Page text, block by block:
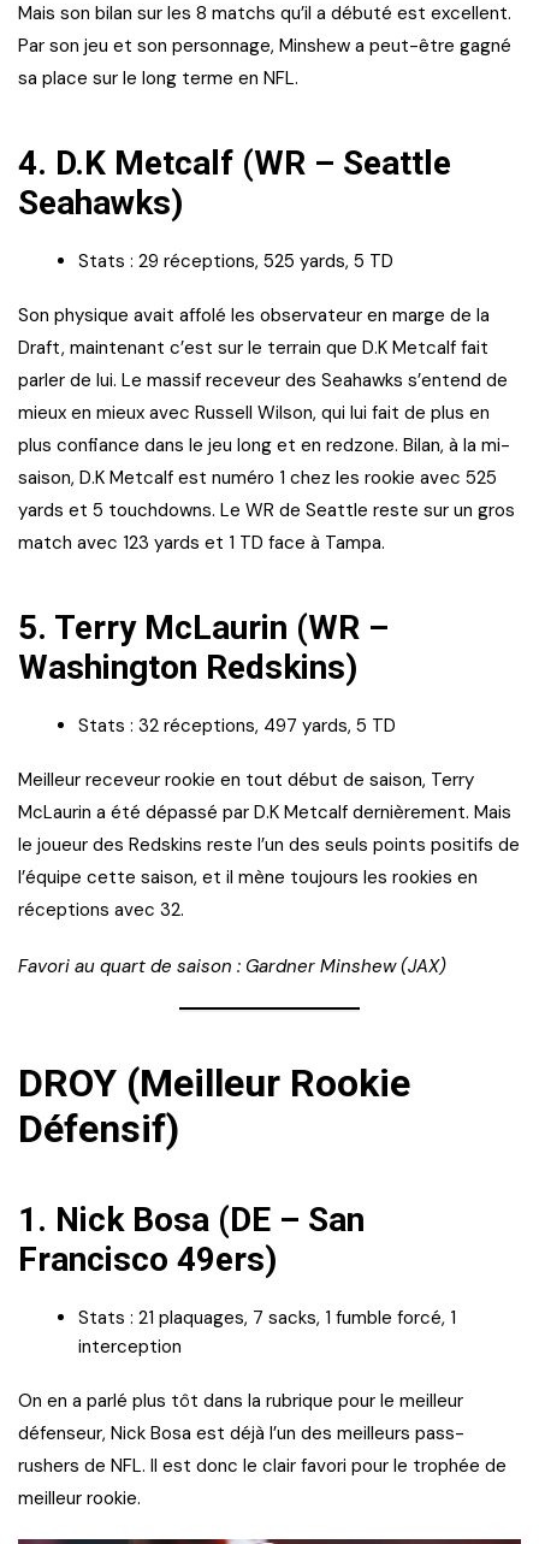
Mais son bilan sur les 8 matchs qu’il a débuté est excellent.
Par son jeu et son personnage, Minshew a peut-être gagné
sa place sur le long terme en NFL.
4. D.K Metcalf (WR – Seattle
Seahawks)
Stats : 29 réceptions, 525 yards, 5 TD
Son physique avait affolé les observateur en marge de la
Draft, maintenant c’est sur le terrain que D.K Metcalf fait
parler de lui. Le massif receveur des Seahawks s’entend de
mieux en mieux avec Russell Wilson, qui lui fait de plus en
plus confiance dans le jeu long et en redzone. Bilan, à la mi-
saison, D.K Metcalf est numéro 1 chez les rookie avec 525
yards et 5 touchdowns. Le WR de Seattle reste sur un gros
match avec 123 yards et 1 TD face à Tampa.
5. Terry McLaurin (WR –
Washington Redskins)
Stats : 32 réceptions, 497 yards, 5 TD
Meilleur receveur rookie en tout début de saison, Terry
McLaurin a été dépassé par D.K Metcalf dernièrement. Mais
le joueur des Redskins reste l’un des seuls points positifs de
l’équipe cette saison, et il mène toujours les rookies en
réceptions avec 32.
Favori au quart de saison : Gardner Minshew (JAX)
DROY (Meilleur Rookie
Défensif)
1. Nick Bosa (DE – San
Francisco 49ers)
Stats : 21 plaquages, 7 sacks, 1 fumble forcé, 1
interception
On en a parlé plus tôt dans la rubrique pour le meilleur
défenseur, Nick Bosa est déjà l’un des meilleurs pass-
rushers de NFL. Il est donc le clair favori pour le trophée de
meilleur rookie.